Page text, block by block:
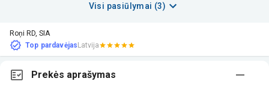
Visi pasiūlymai (3)
Roņi RD, SIA
Top pardavėjasLatvija
Prekės aprašymas